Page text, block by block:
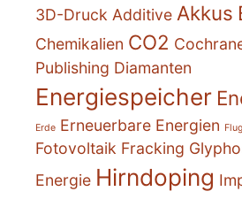
3D-Druck Additive Akkus
Chemikalien CO2
Publishing Diamanten
Energiespeicher
Erde Erneuerbare Energien
Fotovoltaik Fracking
Energie Hirndoping